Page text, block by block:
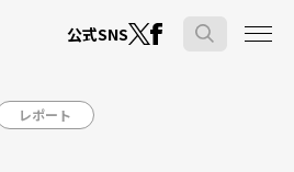
公式SNS
レポート